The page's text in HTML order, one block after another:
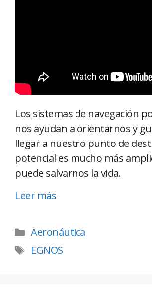
Los sistemas de navegación
nos ayudan a orientarnos y
llegar a nuestro punto de
potencial es mucho más
puede salvarnos la vida.
Leer más
Aeronáutica
EGNOS